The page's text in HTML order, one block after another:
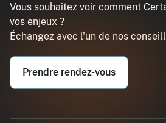
Vous souhaitez voir comment
vos enjeux ?
Échangez avec l'un de nos
Prendre rendez-vous